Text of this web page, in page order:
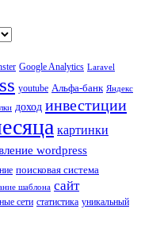
Google Analytics Laravel
youtube Альфа-банк Яндекс
доход инвестиции
картинки
wordpress
поисковая система
шаблона сайт
сети статистика уникальный